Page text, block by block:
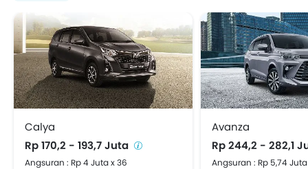
Rear Parking Sensors
Sun Visors
Knee Airbags
Calya
Rp 170,2 - 193,7 Juta
Angsuran : Rp 4 Juta x 36
Avanza
Rp 244,2 - 282,1
Angsuran : Rp 5,74